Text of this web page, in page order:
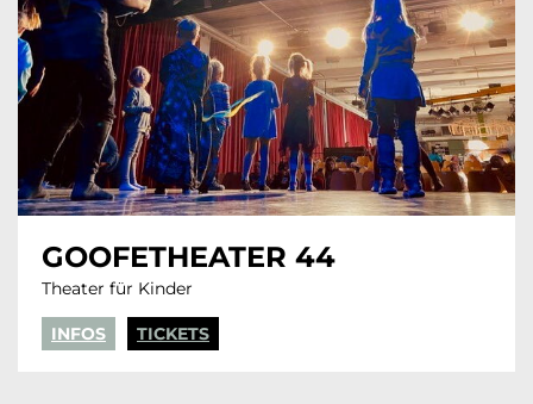
GOOFETHEATER 44
Theater für Kinder
INFOS TICKETS